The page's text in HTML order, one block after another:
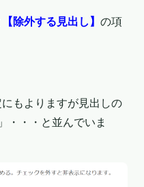
【除外する見出し】 の項
もよりますが見出しの
・・・と並んでいま